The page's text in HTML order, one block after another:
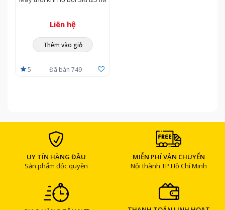
THÔNG TIN LIÊN HỆ
Hotine tư vấn hỗ trợ: ​0983 065 874 - 0934 238 218
Liên hệ
Thêm vào giỏ
5 Đã bán 749
UY TÍN HÀNG ĐẦU
Sản phẩm độc quyền
MIỄN PHÍ VẬN CHUYỂN
Nội thành TP.Hồ Chí Minh